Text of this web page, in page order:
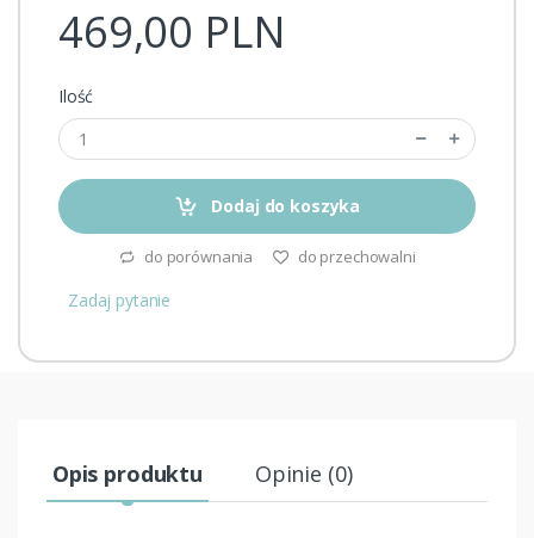
469,00 PLN
Ilość
Dodaj do koszyka
do porównania do przechowalni
Zadaj pytanie
Opis produktu Opinie (0)